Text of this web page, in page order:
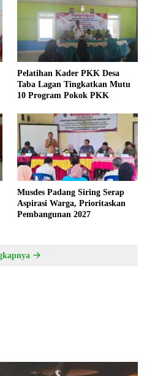
Pelatihan Kader PKK Desa
Taba Lagan Tingkatkan Mutu
10 Program Pokok PKK
Musdes Padang Siring Serap
Aspirasi Warga, Prioritaskan
Pembangunan 2027